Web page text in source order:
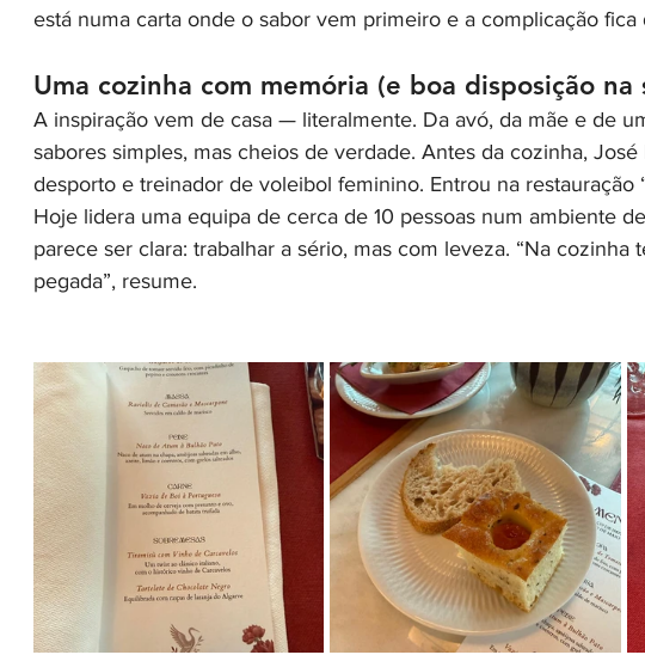
está numa carta onde o sabor vem primeiro e a complicação fica
Uma cozinha com memória (e boa disposição na
A inspiração vem de casa — literalmente. Da avó, da mãe e de
sabores simples, mas cheios de verdade. Antes da cozinha,
desporto e treinador de voleibol feminino. Entrou na restauração
Hoje lidera uma equipa de cerca de 10 pessoas num ambiente
parece ser clara: trabalhar a sério, mas com leveza. “Na cozinha
pegada”, resume.